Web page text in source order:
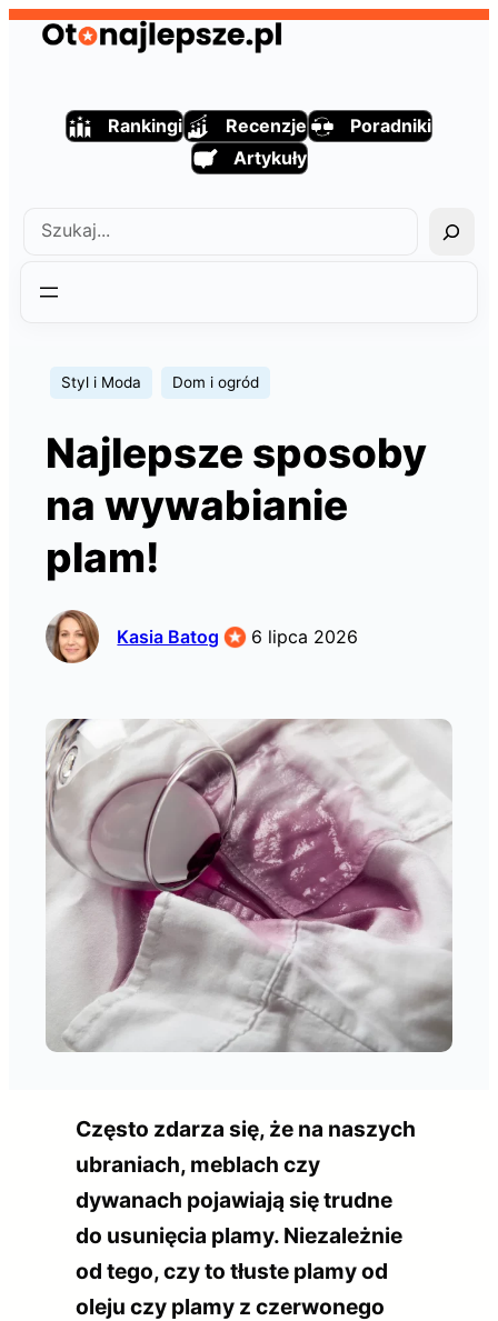
Przejdź
Rankingi Recenzje
Poradniki
Artykuły
Szukaj
Styl i Moda Dom i ogród
Najlepsze sposoby
na wywabianie
plam!
Kasia Batog 6 lipca 2026
Często zdarza się, że na naszych
ubraniach, meblach czy
dywanach pojawiają się trudne
do usunięcia plamy. Niezależnie
od tego, czy to tłuste plamy od
oleju czy plamy z czerwonego